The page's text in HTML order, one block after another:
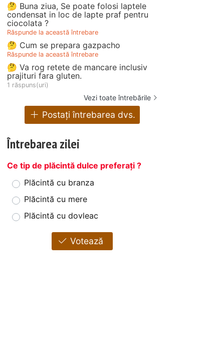
🤔 Buna ziua, Se poate folosi laptele
condensat in loc de lapte praf pentru
ciocolata ?
Răspunde la această întrebare
🤔 Cum se prepara gazpacho
Răspunde la această întrebare
🤔 Va rog retete de mancare inclusiv
prajituri fara gluten.
1 răspuns(uri)
Vezi toate întrebările
Postați întrebarea dvs.
Întrebarea zilei
Ce tip de plăcintă dulce preferați ?
Plăcintă cu branza
Plăcintă cu mere
Plăcintă cu dovleac
Votează